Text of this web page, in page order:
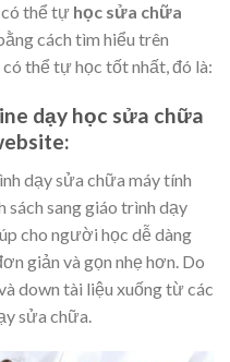
thể tự học sửa chữa
cách tìm hiểu trên
có thể tự học tốt nhất, đó là:
dạy học sửa chữa
dạy sửa chữa máy tính
sang giáo trình dạy
cho người học dễ dàng
giản và gọn nhẹ hơn. Do
down tài liệu xuống từ các
sửa chữa.